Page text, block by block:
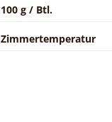
100 g / Btl.
Zimmertemperatur